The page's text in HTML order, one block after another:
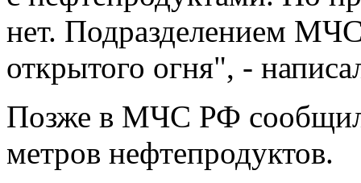
нет. Подразделением
открытого огня", -
Позже в МЧС РФ
метров нефтепродуктов.